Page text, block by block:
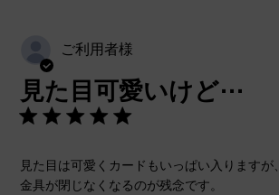
ご利用者様
見た目可愛いけど⋯
見た目は可愛くカードもいっぱい入りますが
金具が閉じなくなるのが残念です。